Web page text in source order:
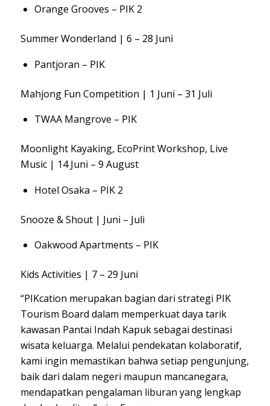
Orange Grooves – PIK 2
Summer Wonderland | 6 – 28 Juni
Pantjoran – PIK
Mahjong Fun Competition | 1 Juni – 31 Juli
TWAA Mangrove – PIK
Moonlight Kayaking, EcoPrint Workshop, Live
Music | 14 Juni – 9 August
Hotel Osaka – PIK 2
Snooze & Shout | Juni – Juli
Oakwood Apartments – PIK
Kids Activities | 7 – 29 Juni
“PIKcation merupakan bagian dari strategi PIK
Tourism Board dalam memperkuat daya tarik
kawasan Pantai Indah Kapuk sebagai destinasi
wisata keluarga. Melalui pendekatan kolaboratif,
kami ingin memastikan bahwa setiap pengunjung,
baik dari dalam negeri maupun mancanegara,
mendapatkan pengalaman liburan yang lengkap